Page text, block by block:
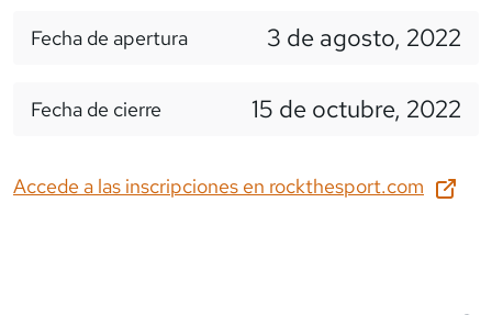
Fecha de apertura 3 de agosto, 2022
Fecha de cierre 15 de octubre, 2022
Accede a las inscripciones en rockthesport.com